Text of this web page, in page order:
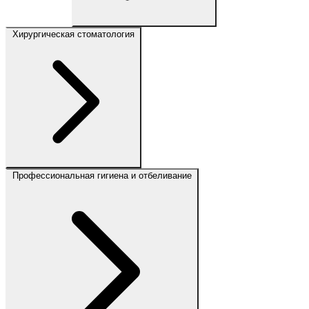
Хирургическая стоматология
Профессиональная гигиена и отбеливание